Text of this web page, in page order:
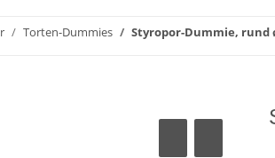
Torten-Dummies Styropor-Dummie, rund